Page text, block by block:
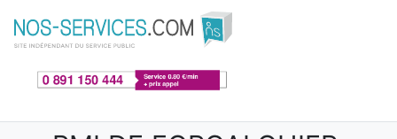
Aller au contenu principal